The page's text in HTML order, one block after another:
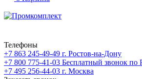
Телефоны
+7 863 245-49-49 г. Ростов-на-Дону
+7 800 775-41-03 Бесплатный звонок по
+7 495 256-44-03 г. Москва